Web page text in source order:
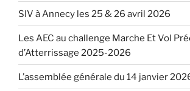
SIV à Annecy les 25 & 26 avril 2026
Les AEC au challenge Marche Et Vol
d’Atterrissage 2025-2026
L’assemblée générale du 14 janvier